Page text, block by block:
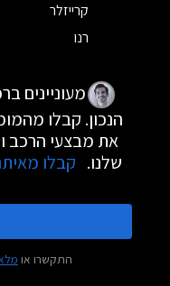
קרייזלר
רנו
מעוניינים
הנכון. קבלו
את מבצעי הרכב
שלנו. קבלו
התקשרו או